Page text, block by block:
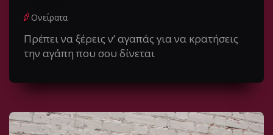
Ονείρατα
Πρέπει να ξέρεις ν’ αγαπάς για να κρατήσεις
την αγάπη που σου δίνεται